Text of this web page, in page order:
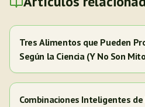
Tres Alimentos que Pueden
Según la Ciencia (Y No Son
Combinaciones Inteligentes